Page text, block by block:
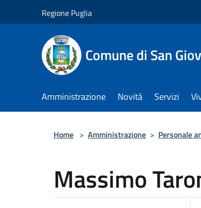
Regione Puglia
Comune di San
Amministrazione Novità Servizi
Home > Amministrazione > Personale
Massimo